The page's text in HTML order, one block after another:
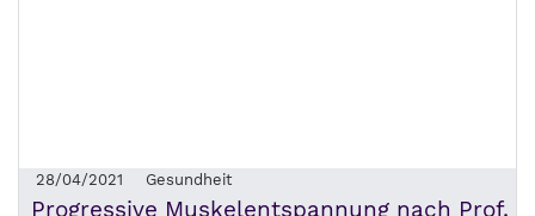
28/04/2021 Gesundheit
Progressive Muskelentspannung nach Prof.